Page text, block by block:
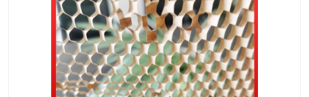
缠绕膜
托盘裹包网兜
托盘捆绑带